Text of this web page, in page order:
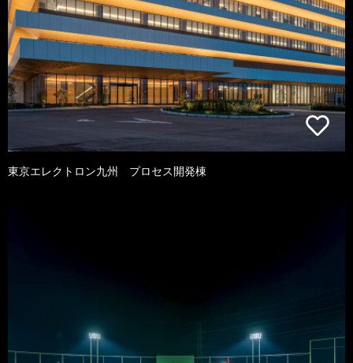
東京エレクトロン九州 プロセス開発棟